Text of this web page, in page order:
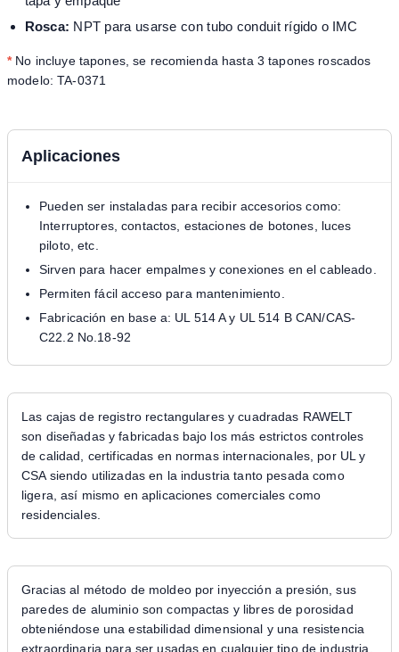
Rosca: NPT para usarse con tubo conduit rígido o IMC
*No incluye tapones, se recomienda hasta 3 tapones roscados
modelo: TA-0371
Aplicaciones
Pueden ser instaladas para recibir accesorios como:
Interruptores, contactos, estaciones de botones, luces
piloto, etc.
Sirven para hacer empalmes y conexiones en el cableado.
Permiten fácil acceso para mantenimiento.
Fabricación en base a: UL 514 A y UL 514 B CAN/CAS-
C22.2 No.18-92
Las cajas de registro rectangulares y cuadradas RAWELT
son diseñadas y fabricadas bajo los más estrictos controles
de calidad, certificadas en normas internacionales, por UL y
CSA siendo utilizadas en la industria tanto pesada como
ligera, así mismo en aplicaciones comerciales como
residenciales.
Gracias al método de moldeo por inyección a presión, sus
paredes de aluminio son compactas y libres de porosidad
obteniéndose una estabilidad dimensional y una resistencia
extraordinaria para ser usadas en cualquier tipo de industria,